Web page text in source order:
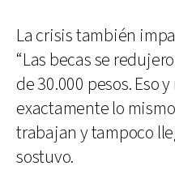
La crisis también
“Las becas se
de 30.000 pesos. Eso
exactamente lo
trabajan y tampoco
sostuvo.